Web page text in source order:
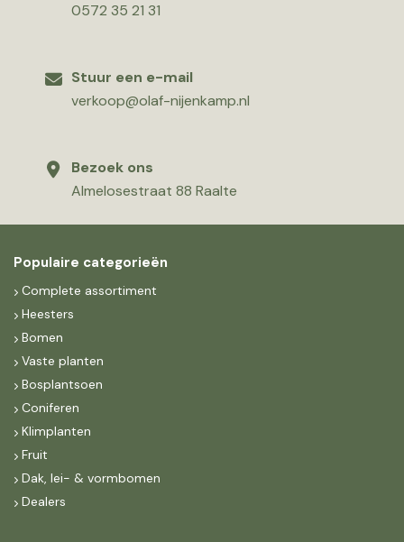
0572 35 21 31
Stuur een e-mail
verkoop@olaf-nijenkamp.nl
Bezoek ons
Almelosestraat 88 Raalte
Populaire categorieën
Complete assortiment
Heesters
Bomen
Vaste planten
Bosplantsoen
Coniferen
Klimplanten
Fruit
Dak, lei- & vormbomen
Dealers